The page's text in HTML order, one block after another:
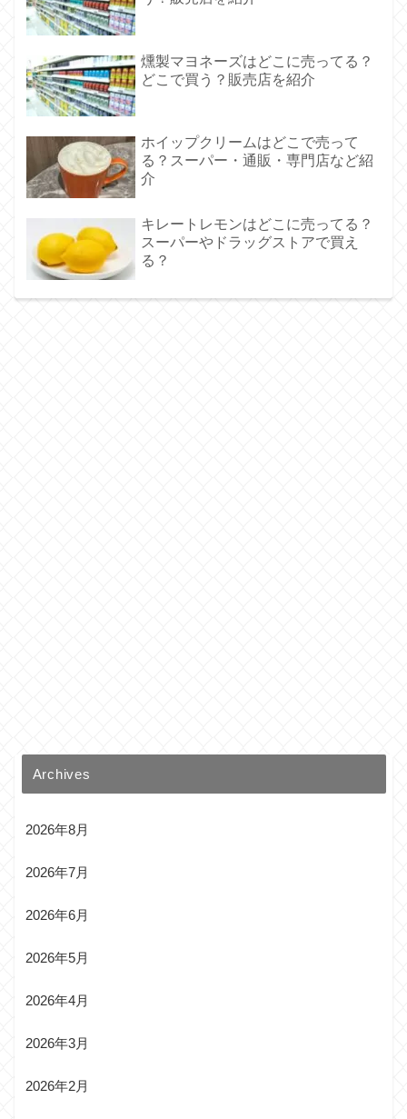
燻製マヨネーズはどこに売ってる？
どこで買う？販売店を紹介
ホイップクリームはどこで売って
る？スーパー・通販・専門店など紹
介
キレートレモンはどこに売ってる？
スーパーやドラッグストアで買え
る？
Archives
2026年8月
2026年7月
2026年6月
2026年5月
2026年4月
2026年3月
2026年2月